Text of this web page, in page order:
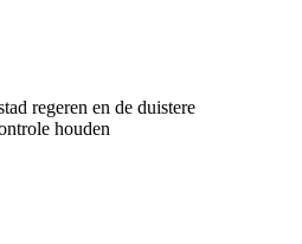
regeren en de duistere
houden